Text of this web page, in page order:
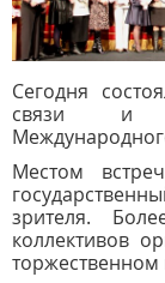
Сегодня
связи и
Местом
зрителя.
коллективов